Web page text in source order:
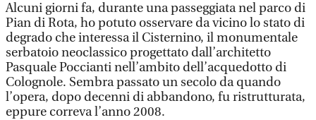
Alcuni giorni fa, durante una passeggiata nel parco di
Pian di Rota, ho potuto osservare da vicino lo stato di
degrado che interessa il Cisternino, il monumentale
serbatoio neoclassico progettato dall’architetto
Pasquale Poccianti nell’ambito dell’acquedotto di
Colognole. Sembra passato un secolo da quando
l’opera, dopo decenni di abbandono, fu ristrutturata,
eppure correva l’anno 2008.